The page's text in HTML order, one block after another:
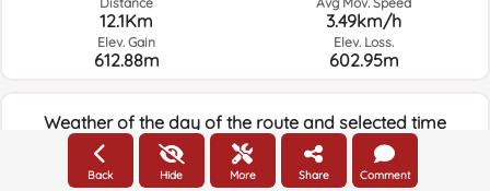
12.1Km
Elev. Gain
612.88m
3.49km/h
Elev. Loss.
602.95m
Weather of the day of the route and selected time
08:00
Back Hide More Share Comment